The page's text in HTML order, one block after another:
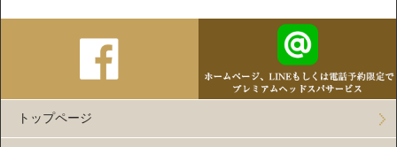
トップページ